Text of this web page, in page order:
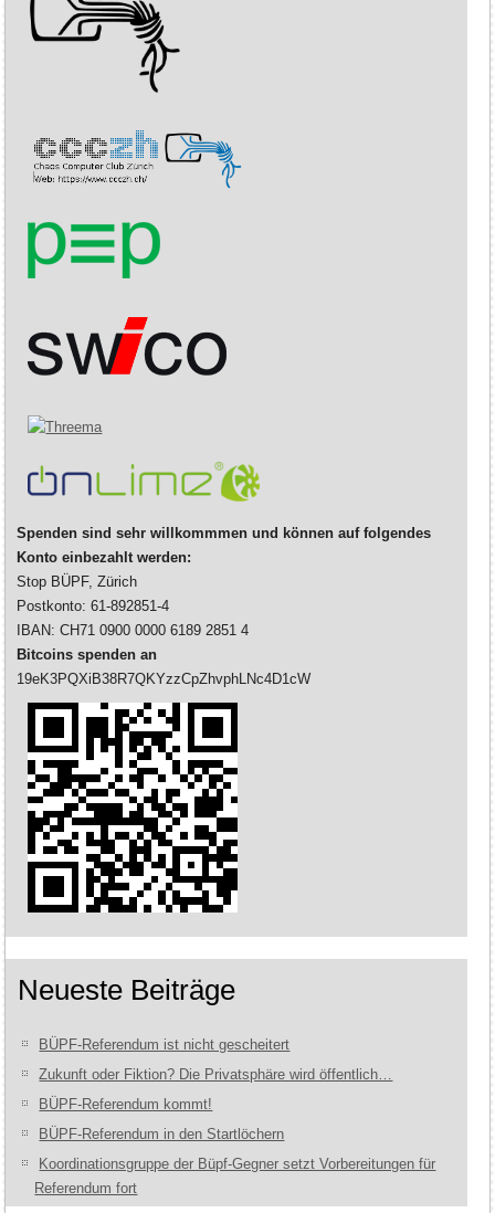
Spenden sind sehr willkommmen und können auf folgendes
Konto einbezahlt werden:
Stop BÜPF, Zürich
Postkonto: 61-892851-4
IBAN: CH71 0900 0000 6189 2851 4
Bitcoins spenden an
19eK3PQXiB38R7QKYzzCpZhvphLNc4D1cW
Neueste Beiträge
BÜPF-Referendum ist nicht gescheitert
Zukunft oder Fiktion? Die Privatsphäre wird öffentlich…
BÜPF-Referendum kommt!
BÜPF-Referendum in den Startlöchern
Koordinationsgruppe der Büpf-Gegner setzt Vorbereitungen für
Referendum fort